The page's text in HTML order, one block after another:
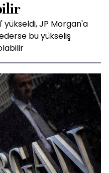
yükseldi, JP Morgan'a
bu yükseliş